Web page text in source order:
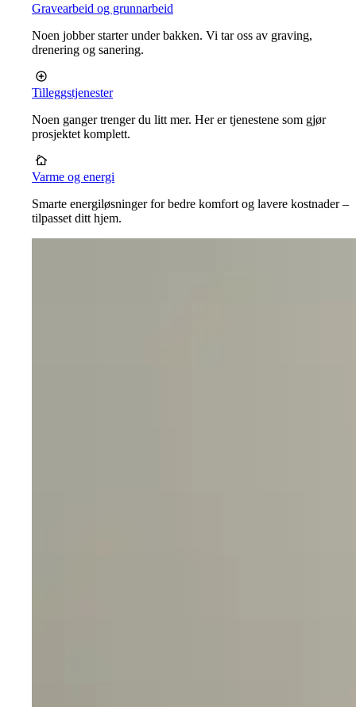
Gravearbeid og grunnarbeid
Noen jobber starter under bakken. Vi tar oss av graving,
drenering og sanering.
Tilleggstjenester
Noen ganger trenger du litt mer. Her er tjenestene som gjør
prosjektet komplett.
Varme og energi
Smarte energiløsninger for bedre komfort og lavere kostnader –
tilpasset ditt hjem.